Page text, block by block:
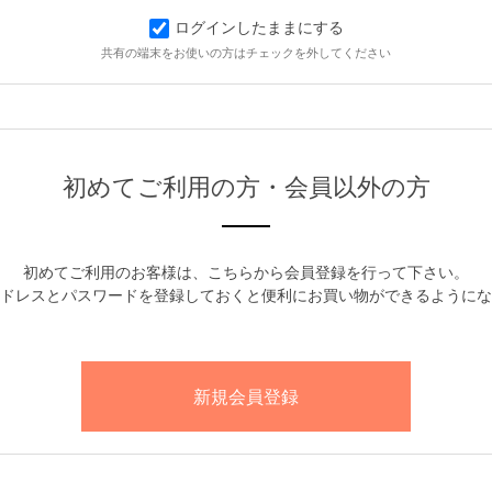
ログインしたままにする
共有の端末をお使いの方はチェックを外してください
初めてご利用の方・会員以外の方
初めてご利用のお客様は、こちらから会員登録を行って下さい。
レスとパスワードを登録しておくと便利にお買い物ができるように